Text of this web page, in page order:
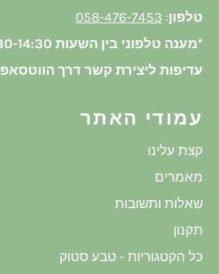
טלפון:
058-476-7453
*מענה טלפוני בין השעות 08:30-14:30
עדיפות ליצירת קשר דרך הווטסאפ
עמודי האתר
קצת עלינו
מאמרים
שאלות ותשובות
תקנון
כל הקטגוריות - טבע סטוק